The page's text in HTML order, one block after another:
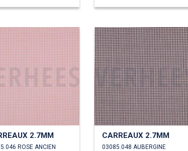
2.7MM
ROSE ANCIEN
CARREAUX 2.7MM
03085.048 AUBERGINE